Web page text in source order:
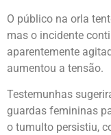
O público na orla
mas o incidente
aparentemente
aumentou a tensão.
Testemunhas
guardas femininas
o tumulto persistiu,